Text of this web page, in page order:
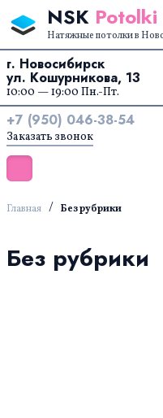
Перейти к содержанию
NSK Potolki
Натяжные потолки в
г. Новосибирск
ул. Кошурникова, 13
10:00 — 19:00 Пн.-Пт.
+7 (950) 046-38-54
Заказать звонок
Главная / Без рубрики
Без рубрики